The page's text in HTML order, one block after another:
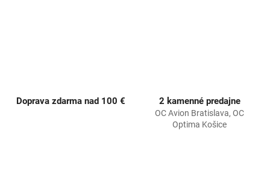
Doprava zdarma nad 100 € 2 kamenné predajne
OC Avion Bratislava, OC
Optima Košice